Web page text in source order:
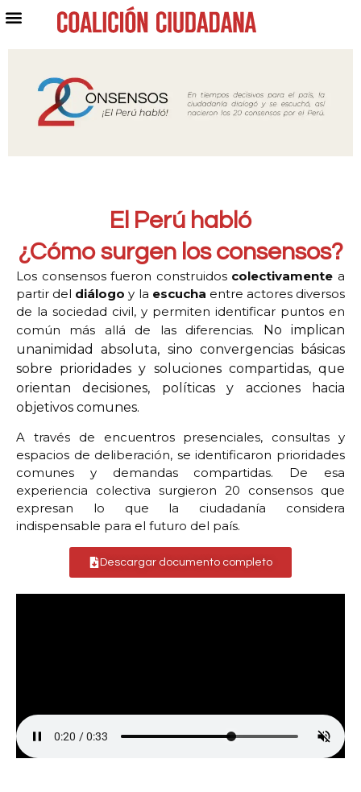
El Perú habló
¿Cómo surgen los consensos?
Los consensos fueron construidos colectivamente a
partir del diálogo y la escucha entre actores diversos
de la sociedad civil, y permiten identificar puntos en
común más allá de las diferencias. No implican
unanimidad absoluta, sino convergencias básicas
sobre prioridades y soluciones compartidas, que
orientan decisiones, políticas y acciones hacia
objetivos comunes.
A través de encuentros presenciales, consultas y
espacios de deliberación, se identificaron prioridades
comunes y demandas compartidas. De esa
experiencia colectiva surgieron 20 consensos que
expresan lo que la ciudadanía considera
indispensable para el futuro del país.
Descargar documento completo